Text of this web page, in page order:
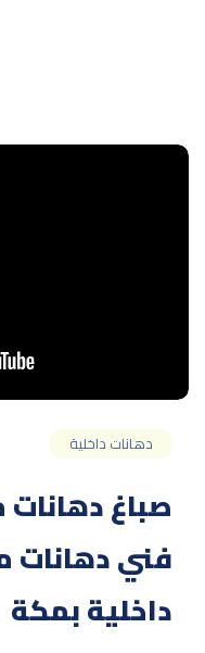
دهانات داخلية
فني دهانات
داخلية بمكة